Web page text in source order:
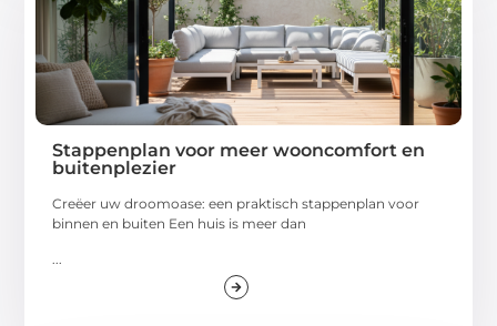
Stappenplan voor meer wooncomfort en
buitenplezier
Creëer uw droomoase: een praktisch stappenplan voor
binnen en buiten Een huis is meer dan
...